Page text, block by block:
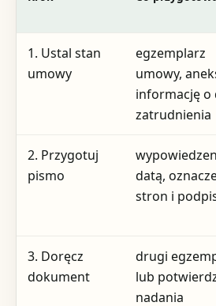
1. Ustal stan
umowy
egzemplarz
umowy,
informację o
zatrudnienia
2. Przygotuj
pismo
datą,
stron i
3. Doręcz
dokument
drugi
lub
nadania